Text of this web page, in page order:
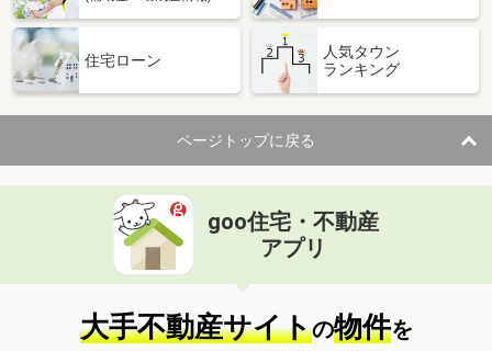
住宅ローン
人気タウン
ランキング
ページトップに戻る
goo住宅・不動産
アプリ
大手不動産サイトの物件を